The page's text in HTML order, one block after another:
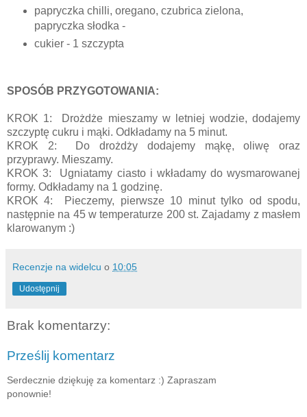
papryczka chilli, oregano, czubrica zielona,
papryczka słodka -
cukier - 1 szczypta
SPOSÓB PRZYGOTOWANIA:
KROK 1: Drożdże mieszamy w letniej wodzie, dodajemy
szczyptę cukru i mąki. Odkładamy na 5 minut.
KROK 2: Do drożdży dodajemy mąkę, oliwę oraz
przyprawy. Mieszamy.
KROK 3: Ugniatamy ciasto i wkładamy do wysmarowanej
formy. Odkładamy na 1 godzinę.
KROK 4: Pieczemy, pierwsze 10 minut tylko od spodu,
następnie na 45 w temperaturze 200 st. Zajadamy z masłem
klarowanym :)
Recenzje na widelcu o 10:05
Udostępnij
Brak komentarzy:
Prześlij komentarz
Serdecznie dziękuję za komentarz :) Zapraszam
ponownie!